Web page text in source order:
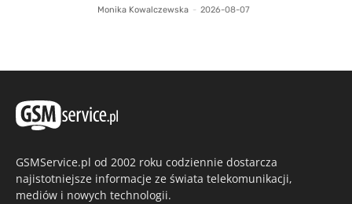
Monika Kowalczewska - 2026-08-07
GSMService.pl od 2002 roku codziennie dostarcza
najistotniejsze informacje ze świata telekomunikacji,
mediów i nowych technologii.